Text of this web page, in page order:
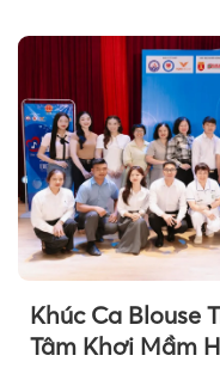
Khúc Ca Blouse
Tâm Khơi Mầm